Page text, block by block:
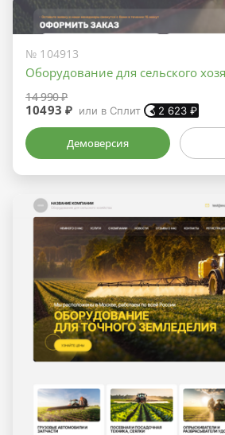
№ 104913
Оборудование для сельского
14 990 ₽
10493 ₽ или в Сплит 2 623 ₽
Демоверсия